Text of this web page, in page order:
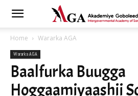
Home Wararka AGA
Wararka AGA
Baalfurka Buugga
Hoggaamiyaashii